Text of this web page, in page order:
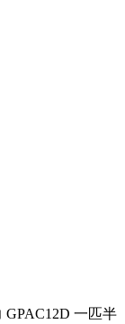
GPAC12D 一匹半